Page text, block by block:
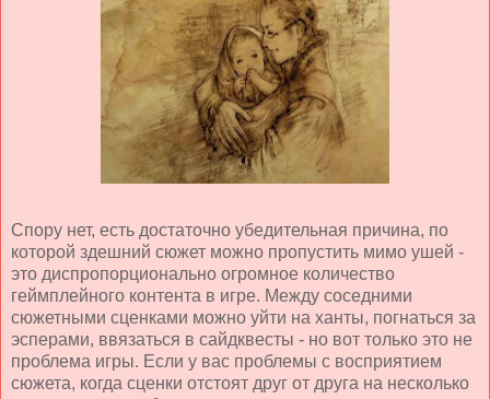
Спору нет, есть достаточно убедительная причина, по
которой здешний сюжет можно пропустить мимо ушей -
это диспропорционально огромное количество
геймплейного контента в игре. Между соседними
сюжетными сценками можно уйти на ханты, погнаться за
эсперами, ввязаться в сайдквесты - но вот только это не
проблема игры. Если у вас проблемы с восприятием
сюжета, когда сценки отстоят друг от друга на несколько